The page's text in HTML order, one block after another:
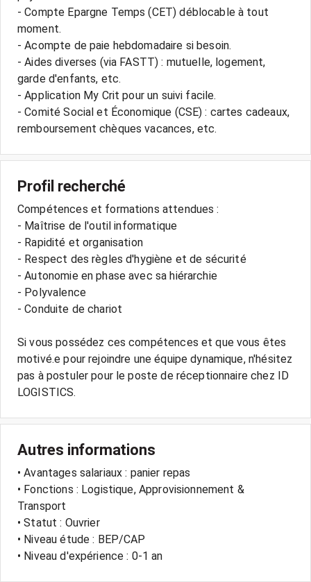
- Compte Epargne Temps (CET) déblocable à tout
moment.
- Acompte de paie hebdomadaire si besoin.
- Aides diverses (via FASTT) : mutuelle, logement,
garde d'enfants, etc.
- Application My Crit pour un suivi facile.
- Comité Social et Économique (CSE) : cartes cadeaux,
Profil recherché
Compétences et formations attendues :
- Maîtrise de l'outil informatique
- Rapidité et organisation
- Respect des règles d'hygiène et de sécurité
- Autonomie en phase avec sa hiérarchie
- Polyvalence
- Conduite de chariot
Si vous possédez ces compétences et que vous êtes
motivé.e pour rejoindre une équipe dynamique, n'hésitez
pas à postuler pour le poste de réceptionnaire chez ID
Autres informations
• Avantages salariaux : panier repas
• Fonctions : Logistique, Approvisionnement &
Transport
• Statut : Ouvrier
• Niveau étude : BEP/CAP
• Niveau d'expérience : 0-1 an